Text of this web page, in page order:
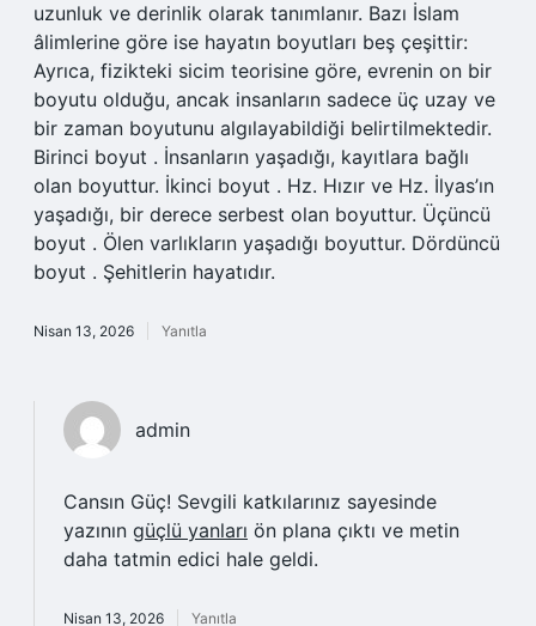
uzunluk ve derinlik olarak tanımlanır. Bazı İslam
âlimlerine göre ise hayatın boyutları beş çeşittir:
Ayrıca, fizikteki sicim teorisine göre, evrenin on bir
boyutu olduğu, ancak insanların sadece üç uzay ve
bir zaman boyutunu algılayabildiği belirtilmektedir.
Birinci boyut . İnsanların yaşadığı, kayıtlara bağlı
olan boyuttur. İkinci boyut . Hz. Hızır ve Hz. İlyas’ın
yaşadığı, bir derece serbest olan boyuttur. Üçüncü
boyut . Ölen varlıkların yaşadığı boyuttur. Dördüncü
boyut . Şehitlerin hayatıdır.
Nisan 13, 2026 Yanıtla
admin
Cansın Güç! Sevgili katkılarınız sayesinde
yazının güçlü yanları ön plana çıktı ve metin
daha tatmin edici hale geldi.
Nisan 13, 2026 Yanıtla